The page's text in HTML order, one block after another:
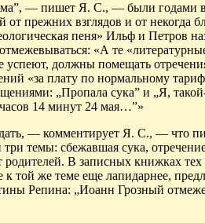
— пишет Я. С., — были годами
прежних взглядов и от некогда
пеня» Ильф и Петров
«А те
успеют, должны помещать
«за плату по нормальному
„Пропала сука” и „Я,
14 минут 24 мая…”»
— комментирует Я. С., — что
темы: сбежавшая сука,
родителей. В записных книжках
к той же теме еще лапидарнее,
Репина: „Иоанн Грозный